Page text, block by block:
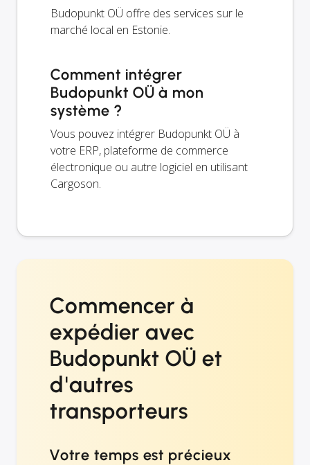
Budopunkt OÜ offre des services sur le
marché local en Estonie.
Comment intégrer
Budopunkt OÜ à mon
système ?
Vous pouvez intégrer Budopunkt OÜ à
votre ERP, plateforme de commerce
électronique ou autre logiciel en utilisant
Cargoson.
Commencer à
expédier avec
Budopunkt OÜ et
d'autres
transporteurs
Votre temps est précieux